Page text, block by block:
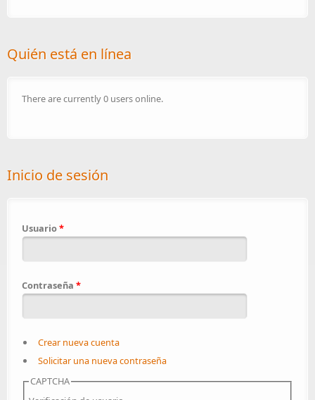
Quién está en línea
There are currently 0 users online.
Inicio de sesión
Usuario*
Contraseña *
Crear nueva cuenta
Solicitar una nueva contraseña
CAPTCHA